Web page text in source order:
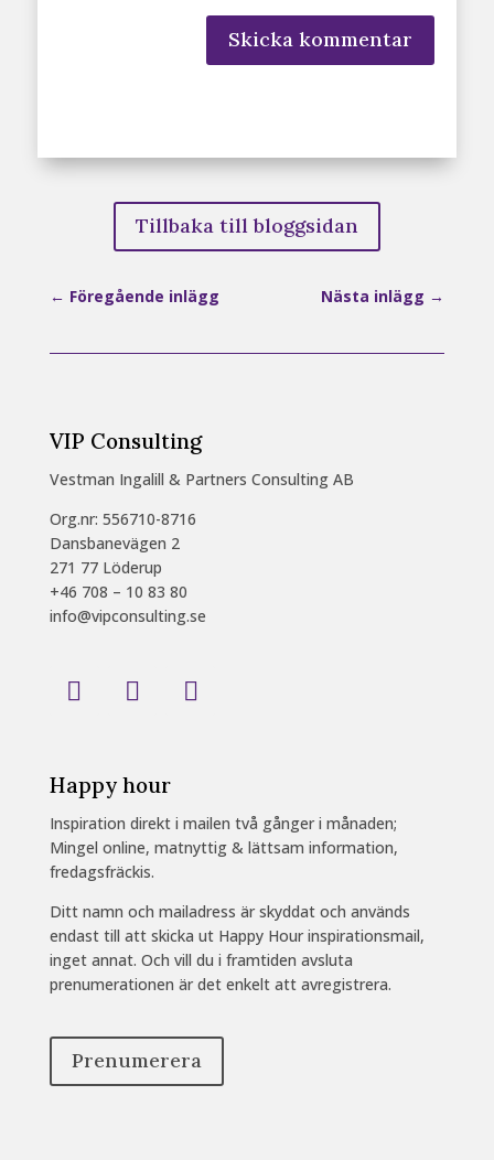
Skicka kommentar
Tillbaka till bloggsidan
← Föregående inlägg Nästa inlägg →
VIP Consulting
Vestman Ingalill & Partners Consulting AB
Org.nr: 556710-8716
Dansbanevägen 2
271 77 Löderup
+46 708 – 10 83 80
info@vipconsulting.se
Happy hour
Inspiration direkt i mailen två gånger i månaden;
Mingel online, matnyttig & lättsam information,
fredagsfräckis.
Ditt namn och mailadress är skyddat och används
endast till att skicka ut Happy Hour inspirationsmail,
inget annat. Och vill du i framtiden avsluta
prenumerationen är det enkelt att avregistrera.
Prenumerera